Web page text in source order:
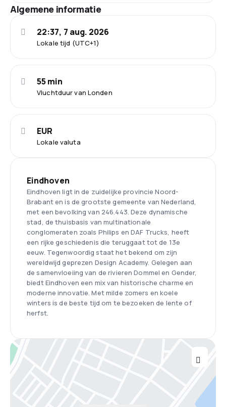
Algemene informatie
Lokale tijd (UTC+1)
22:37, 7 aug. 2026
Vluchtduur van Londen
55 min
Lokale valuta
EUR
Eindhoven
Eindhoven ligt in de zuidelijke provincie Noord-
Brabant en is de grootste gemeente van Nederland,
met een bevolking van 246.443. Deze dynamische
stad, de thuisbasis van multinationale
conglomeraten zoals Philips en DAF Trucks, heeft
een rijke geschiedenis die teruggaat tot de 13e
eeuw. Tegenwoordig staat het bekend om zijn
wereldwijd geprezen Design Academy. Gelegen aan
de samenvloeiing van de rivieren Dommel en Gender,
biedt Eindhoven een mix van historische charme en
moderne innovatie. Met milde zomers en koele
winters is de beste tijd om te bezoeken de lente of
herfst.